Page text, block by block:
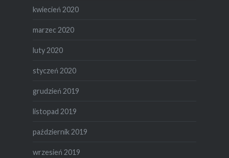
kwiecień 2020
marzec 2020
luty 2020
styczeń 2020
grudzień 2019
listopad 2019
październik 2019
wrzesień 2019